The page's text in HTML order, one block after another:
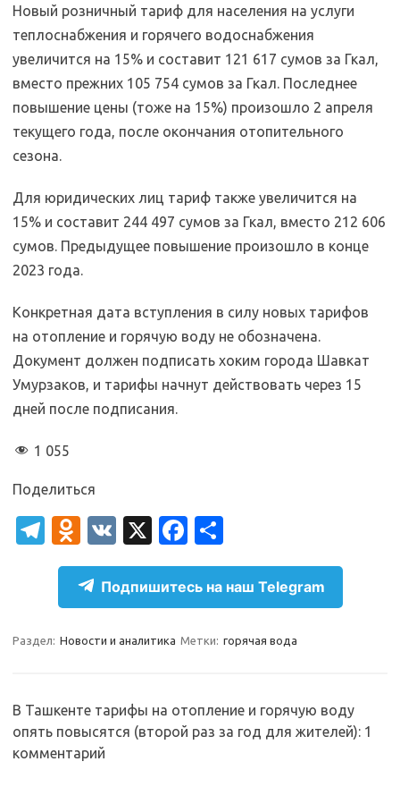
Новый розничный тариф для населения на услуги
теплоснабжения и горячего водоснабжения
увеличится на 15% и составит 121 617 сумов за Гкал,
вместо прежних 105 754 сумов за Гкал. Последнее
повышение цены (тоже на 15%) произошло 2 апреля
текущего года, после окончания отопительного
сезона.
Для юридических лиц тариф также увеличится на
15% и составит 244 497 сумов за Гкал, вместо 212 606
сумов. Предыдущее повышение произошло в конце
2023 года.
Конкретная дата вступления в силу новых тарифов
на отопление и горячую воду не обозначена.
Документ должен подписать хоким города Шавкат
Умурзаков, и тарифы начнут действовать через 15
дней после подписания.
1 055
Поделиться
T
el
gr
a
O
d
n
o
kl
sn
ik
i
V
K
X
Fa
c
e
b
o
k
т
п
р
а
и
т
Подпишитесь на наш Telegram
Раздел: Новости и аналитика Метки: горячая вода
В Ташкенте тарифы на отопление и горячую воду
опять повысятся (второй раз за год для жителей): 1
комментарий